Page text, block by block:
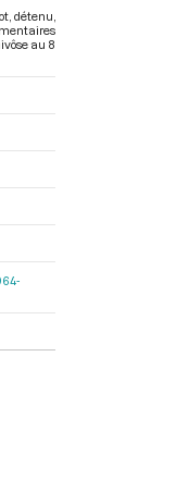
détenu,
au 8